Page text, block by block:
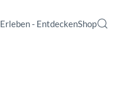
Erleben - EntdeckenShop